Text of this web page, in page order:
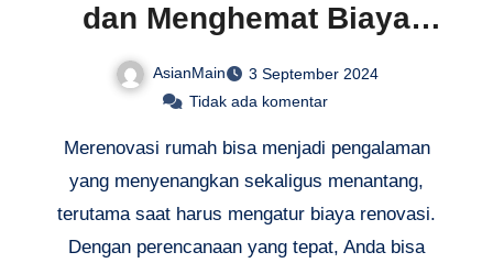
dan Menghemat Biaya
Renovasi Rumah
AsianMain
3 September 2024
Tidak ada komentar
Merenovasi rumah bisa menjadi pengalaman
yang menyenangkan sekaligus menantang,
terutama saat harus mengatur biaya renovasi.
Dengan perencanaan yang tepat, Anda bisa